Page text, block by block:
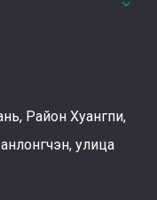
Район Хуангпи,
улица